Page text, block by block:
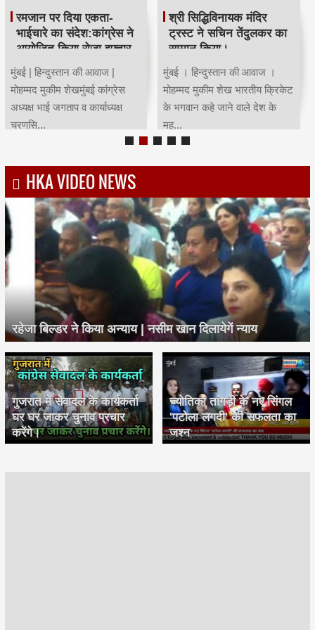
रमजान पर दिया एकता-
भाईचारे का संदेश:कांग्रेस ने
आयोजित किया रोजा इफ्तार
मुंबई | हिन्दुस्तान की आवाज |
मोहम्मद मुकीम शेखमुंबई कांग्रेस
अध्यक्ष भाई जगताप व कार्याध्यक्ष
चरणसि...
श्री सिद्धिविनायक मंदिर
ट्रस्ट ने सचिन तेंदुलकर का
सम्मान किया।
मुंबई । हिन्दुस्तान की आवाज ।
मोहम्मद मुकीम शेख भारतीय क्रिकेट
के भगवान कहे जाने वाले देश के
मह...
HKA VIDEO NEWS
रहेजा बिल्डर ने किया अन्याय | नसीम खान दिलायेगें न्याय
गुजरात में सेवादल के कार्यकर्ता
घर घर जाकर चुनाव प्रचार
करेंगे।
ज्योतिका तांगड़ी के नए सिंगल
'पटोला लगदी' की सफलता का
जश्न